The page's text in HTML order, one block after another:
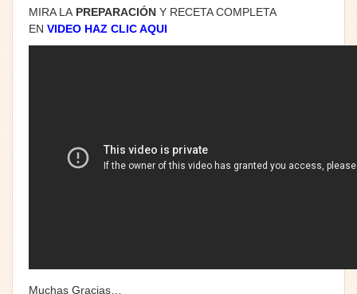
MIRA LA PREPARACIÓN Y RECETA COMPLETA
EN VIDEO HAZ CLIC AQUI
Muchas Gracias…